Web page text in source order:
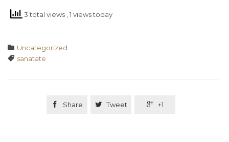
3 total views , 1 views today
 Category
Uncategorized
 Tags
sanatate
 Share  Tweet  +1